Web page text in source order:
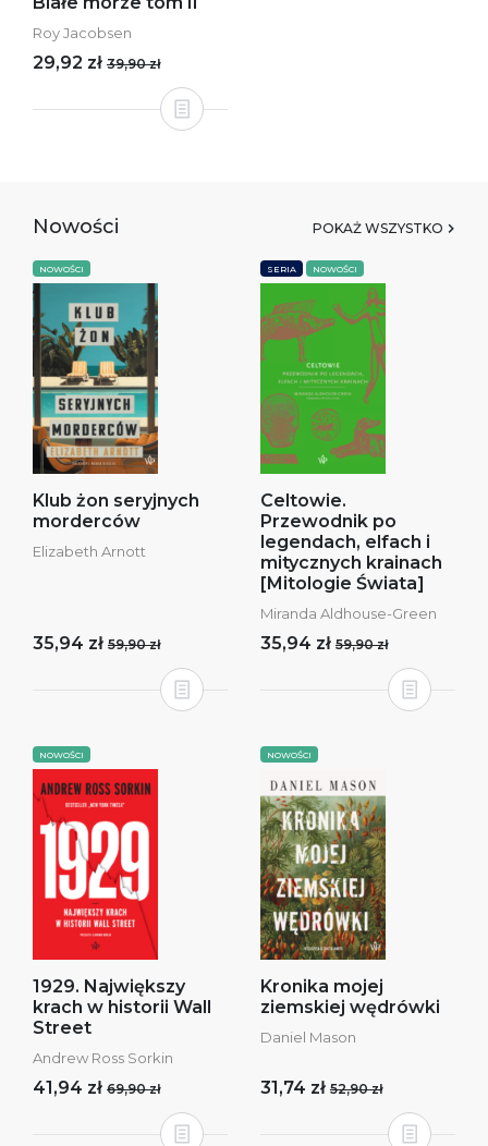
Roy Jacobsen
29,92 zł 39,90 zł
Nowości POKAŻ WSZYSTKO
NOWOŚCI
Klub żon seryjnych
morderców
Elizabeth Arnott
35,94 zł 59,90 zł
SERIA NOWOŚCI
Celtowie.
Przewodnik po
legendach, elfach i
mitycznych krainach
[Mitologie Świata]
Miranda Aldhouse-Green
35,94 zł 59,90 zł
NOWOŚCI
1929. Największy
krach w historii Wall
Street
Andrew Ross Sorkin
41,94 zł 69,90 zł
NOWOŚCI
Kronika mojej
ziemskiej wędrówki
Daniel Mason
31,74 zł 52,90 zł